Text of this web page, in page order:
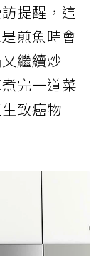
提醒，這
煎魚時會
繼續炒
完一道菜
致癌物